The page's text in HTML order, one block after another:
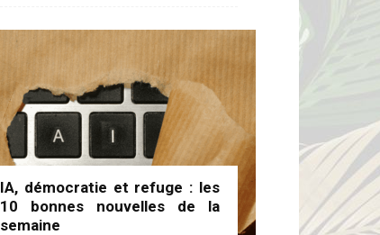
IA, démocratie et refuge : les
10 bonnes nouvelles de la
semaine